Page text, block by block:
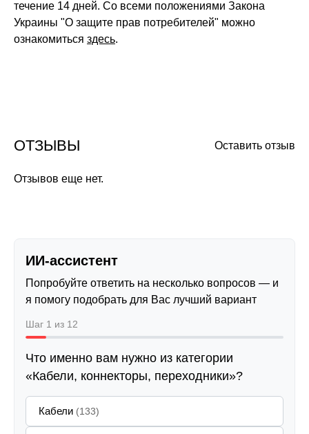
течение 14 дней. Со всеми положениями Закона
Украины "О защите прав потребителей" можно
ознакомиться здесь.
Оставить отзыв
ОТЗЫВЫ
Отзывов еще нет.
ИИ-ассистент
Попробуйте ответить на несколько вопросов — и
я помогу подобрать для Вас лучший вариант
Шаг 1 из 12
Что именно вам нужно из категории
«Кабели, коннекторы, переходники»?
Кабели (133)